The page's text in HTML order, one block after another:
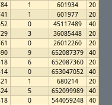
1 601934
20
1 601977
20
0 45117489
40
3 36085448
20
0 26012260
20
9 652087379
40
6 652087360
20
0 653047052
40
1 680214
20
5 652099989
40
0 544059248
40